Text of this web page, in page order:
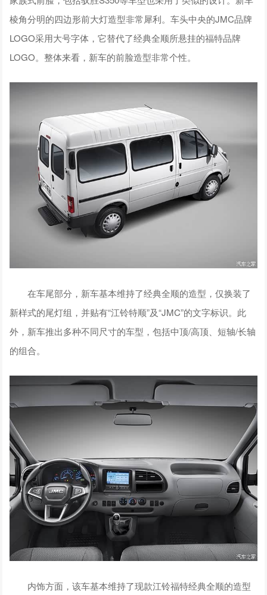
棱角分明的四边形前大灯造型非常犀利。车头中央的JMC品牌
LOGO采用大号字体，它替代了经典全顺所悬挂的福特品牌
LOGO。整体来看，新车的前脸造型非常个性。
在车尾部分，新车基本维持了经典全顺的造型，仅换装了
新样式的尾灯组，并贴有“江铃特顺”及“JMC”的文字标识。此
外，新车推出多种不同尺寸的车型，包括中顶/高顶、短轴/长轴
的组合。
内饰方面，该车基本维持了现款江铃福特经典全顺的造型